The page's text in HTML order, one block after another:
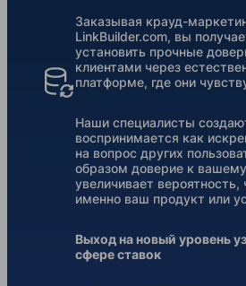
Заказывая крауд-
LinkBuilder.com, вы
установить прочные
клиентами через
платформе, где они
Наши специалисты
воспринимается как
на вопрос других
образом доверие к
увеличивает
именно ваш продукт или
Выход на новый уровень
сфере ставок